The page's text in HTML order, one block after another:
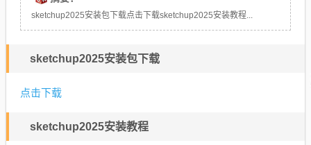
sketchup2025安装包下载点击下载sketchup2025安装教程...
sketchup2025安装包下载
点击下载
sketchup2025安装教程